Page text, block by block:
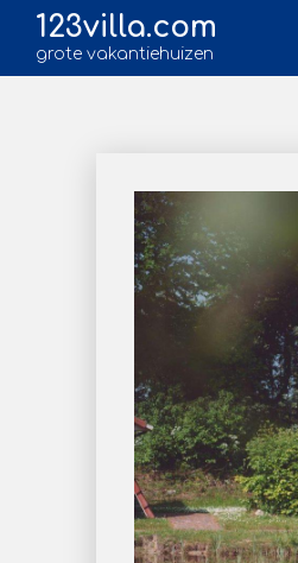
123villa.com
grote vakantiehuizen